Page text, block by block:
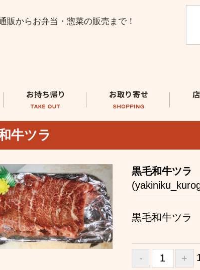
販からお弁当・惣菜の販売まで！
牛ツラ
黒毛和牛ツラ
黒毛和牛ツラ